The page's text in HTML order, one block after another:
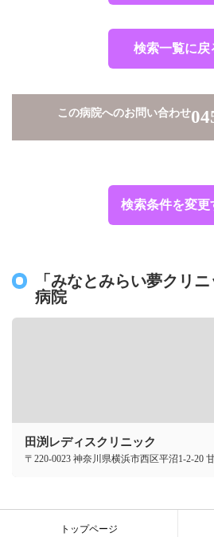
検索条件を変更
検索一覧に戻
この病院へのお問い合わせ
「みなとみらい夢クリ
病院
田渕レディスクリニック
〒220-0023 神奈川県横浜市西区平沼1-2-20
トップページ